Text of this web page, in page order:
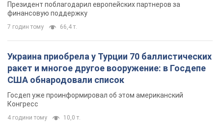
Президент поблагодарил европейских партнеров за
финансовую поддержку
7 годин тому 66,4 т.
Украина приобрела у Турции 70 баллистических
ракет и многое другое вооружение: в Госдепе
США обнародовали список
Госдеп уже проинформировал об этом американский
Конгресс
4 години тому 10,0 т.